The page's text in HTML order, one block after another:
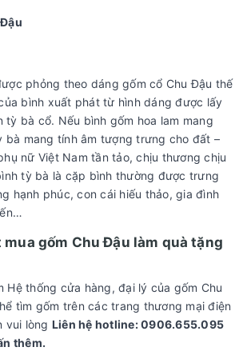
phỏng theo dáng gốm cổ Chu Đậu thế
bình xuất phát từ hình dáng được lấy
bà cổ. Nếu bình gốm hoa lam mang
bà mang tính âm tượng trưng cho đất –
nữ Việt Nam tần tảo, chịu thương chịu
tỳ bà là cặp bình thường được trưng
hạnh phúc, con cái hiếu thảo, gia đình
gốm Chu Đậu làm quà tặng
Hệ thống cửa hàng, đại lý của gốm Chu
tìm gốm trên các trang thương mại điện
vui lòng Liên hệ hotline: 0906.655.095
thêm.